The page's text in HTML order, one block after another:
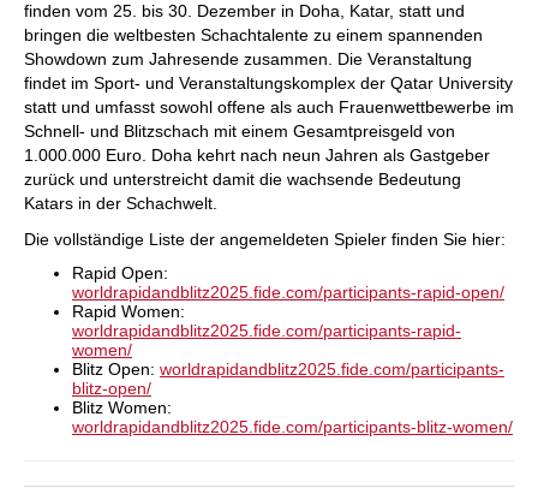
finden vom 25. bis 30. Dezember in Doha, Katar, statt und
bringen die weltbesten Schachtalente zu einem spannenden
Showdown zum Jahresende zusammen. Die Veranstaltung
findet im Sport- und Veranstaltungskomplex der Qatar University
statt und umfasst sowohl offene als auch Frauenwettbewerbe im
Schnell- und Blitzschach mit einem Gesamtpreisgeld von
1.000.000 Euro. Doha kehrt nach neun Jahren als Gastgeber
zurück und unterstreicht damit die wachsende Bedeutung
Katars in der Schachwelt.
Die vollständige Liste der angemeldeten Spieler finden Sie hier:
Rapid Open:
worldrapidandblitz2025.fide.com/participants-rapid-open/
Rapid Women:
worldrapidandblitz2025.fide.com/participants-rapid-
women/
Blitz Open: worldrapidandblitz2025.fide.com/participants-
blitz-open/
Blitz Women:
worldrapidandblitz2025.fide.com/participants-blitz-women/